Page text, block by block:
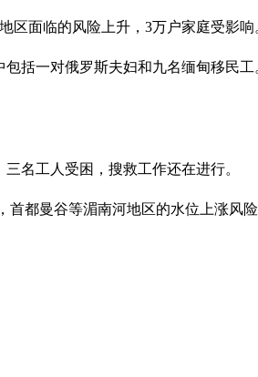
区面临的风险上升，3万户家庭受影响
括一对俄罗斯夫妇和九名缅甸移民工
名工人受困，搜救工作还在进行。
首都曼谷等湄南河地区的水位上涨风